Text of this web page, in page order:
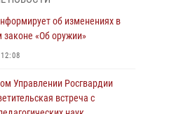
изъяли Псковские
принимают участие в
безопасности во
об изменениях в
«Об оружии»
Управлении Росгвардии
встреча с